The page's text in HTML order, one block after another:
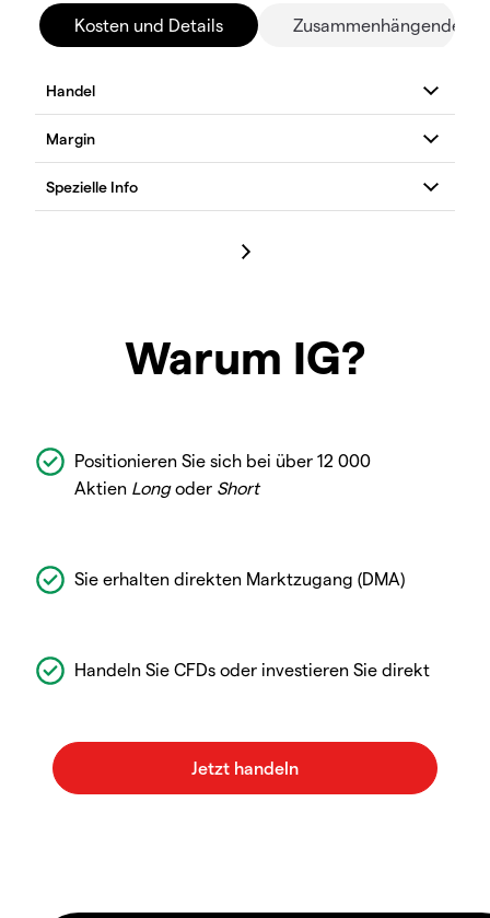
Kosten und Details Zusammenhängende
Warum IG?
Positionieren Sie sich bei über 12 000
Aktien Longoder Short
Sie erhalten direkten Marktzugang (DMA)
Handeln Sie CFDs oder investieren Sie direkt